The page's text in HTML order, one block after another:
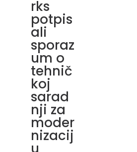
rks
potpis
ali
sporaz
um o
tehnič
koj
sarad
nji za
moder
nizacij